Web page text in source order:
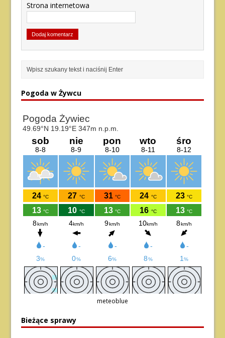
Strona internetowa
Pogoda w Żywcu
meteoblue
Bieżące sprawy